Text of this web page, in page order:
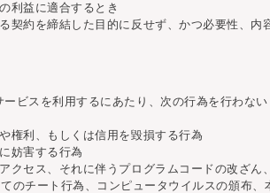
利益に適合するとき
契約を締結した目的に反せず、かつ必要性、
ビスを利用するにあたり、次の行為を行わない
権利、もしくは信用を毀損する行為
妨害する行為
クセス、それに伴うプログラムコードの改ざ
のチート行為、コンピュータウイルスの頒布